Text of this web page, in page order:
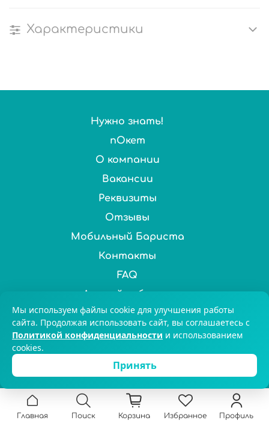
Характеристики
Нужно знать!
пОкет
О компании
Вакансии
Реквизиты
Отзывы
Мобильный Бариста
Контакты
FAQ
Личный кабинет
Нас выбирают более 100 000 ценителей чая и кофе по
всей России. © 2025 Chai&Coffee
8-800-551-59-47
Главная Поиск Корзина Избранное Профиль
Мы используем файлы cookie для улучшения работы
сайта. Продолжая использовать сайт, вы соглашаетесь с
Политикой конфиденциальности и использованием
cookies.
Принять